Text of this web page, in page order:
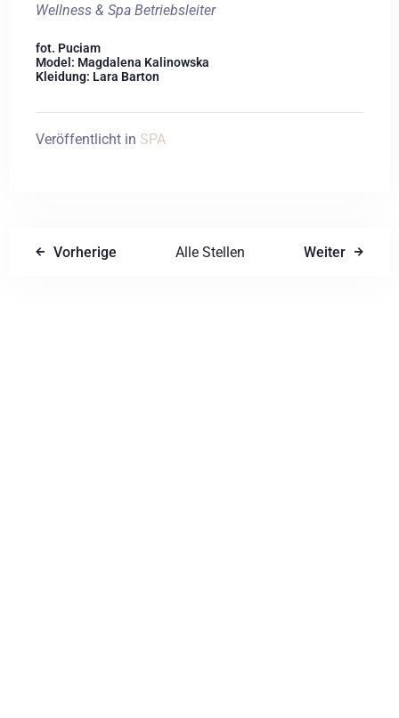
Wellness & Spa Betriebsleiter
fot. Puciam
Model: Magdalena Kalinowska
Kleidung: Lara Barton
Veröffentlicht in SPA
Vorherige Alle Stellen Weiter